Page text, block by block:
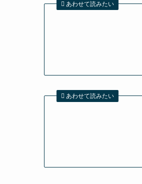
あわせて読みたい
あわせて読みたい